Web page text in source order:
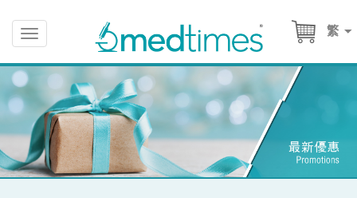
繁
Toggle
navigation